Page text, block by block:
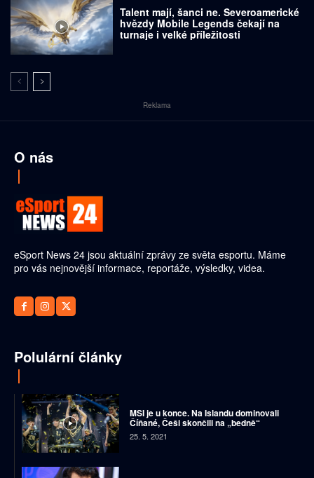
Talent mají, šanci ne. Severoamerické
hvězdy Mobile Legends čekají na
turnaje i velké příležitosti
Reklama
O nás
eSport News 24 jsou aktuální zprávy ze světa esportu. Máme
pro vás nejnovější informace, reportáže, výsledky, videa.
Polulární články
MSI je u konce. Na Islandu dominovali
Číňané, Češi skončili na „bedně“
25. 5. 2021